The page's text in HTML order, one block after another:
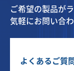
ご希望の製品が
気軽にお問い合
よくあるご質